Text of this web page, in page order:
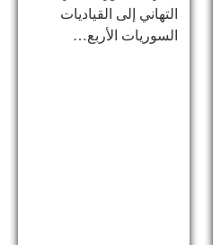
التهاني إلى القياديات
السوريات الأربع…